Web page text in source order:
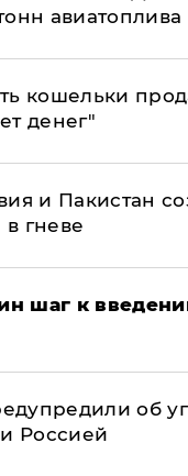
авиатоплива
кошельки
денег"
и Пакистан
гневе
шаг к
об
Россией